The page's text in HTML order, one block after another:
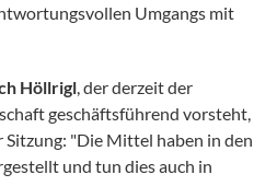
Umgangs mit
Höllrigl , der derzeit der
geschäftsführend vorsteht,
"Die Mittel haben in den
und tun dies auch in